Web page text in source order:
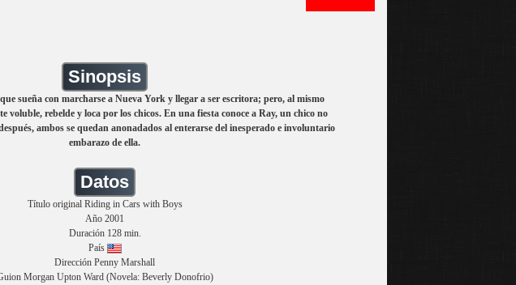
Sinopsis
sueña con marcharse a Nueva York y llegar a ser escritora; pero, al mismo
voluble, rebelde y loca por los chicos. En una fiesta conoce a Ray, un chico no
ambos se quedan anonadados al enterarse del inesperado e involuntario
embarazo de ella.
Datos
Título original Riding in Cars with Boys
Año 2001
Duración 128 min.
País
Dirección Penny Marshall
Morgan Upton Ward (Novela: Beverly Donofrio)